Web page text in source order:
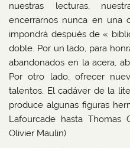
nuestras lecturas,
encerrarnos nunca en una
impondrá después de «
doble. Por un lado, para
abandonados en la acera,
Por otro lado, ofrecer
talentos. El cadáver de la
produce algunas figuras
Lafourcade hasta Thomas
Olivier Maulin)